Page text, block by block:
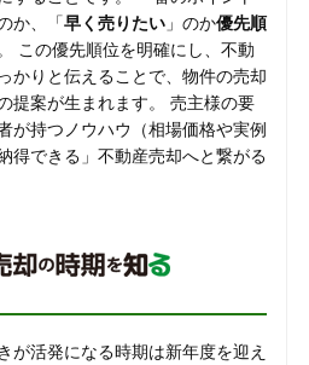
か、「早く売りたい 」のか優先順
この優先順位を明確にし、不動
かりと伝えることで、物件の売却
提案が生まれます。 売主様の要
が持つノウハウ（相場価格や実例
得できる」不動産売却へと繋がる
が活発になる時期は新年度を迎え